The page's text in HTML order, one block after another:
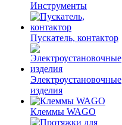
Инструменты
Пускатель, контактор
Электроустановочные
изделия
Клеммы WAGO